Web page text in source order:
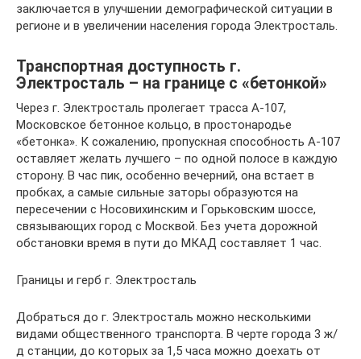
заключается в улучшении демографической ситуации в
регионе и в увеличении населения города Электросталь.
Транспортная доступность г.
Электросталь – на границе с «бетонкой»
Через г. Электросталь пролегает трасса А-107,
Московское бетонное кольцо, в простонародье
«бетонка». К сожалению, пропускная способность А-107
оставляет желать лучшего – по одной полосе в каждую
сторону. В час пик, особенно вечерний, она встает в
пробках, а самые сильные заторы образуются на
пересечении с Носовихинским и Горьковским шоссе,
связывающих город с Москвой. Без учета дорожной
обстановки время в пути до МКАД составляет 1 час.
Границы и герб г. Электросталь
Добраться до г. Электросталь можно несколькими
видами общественного транспорта. В черте города 3 ж/
д станции, до которых за 1,5 часа можно доехать от